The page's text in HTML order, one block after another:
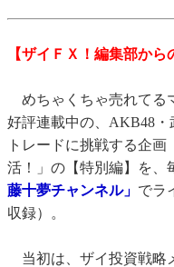
【ザイＦＸ！編集部から
めちゃくちゃ売れてる
好評連載中の、AKB48・
トレードに挑戦する企
活！」の【特別編】を、
藤十夢チャンネル」 でラ
収録）。
当初は、ザイ投資戦略